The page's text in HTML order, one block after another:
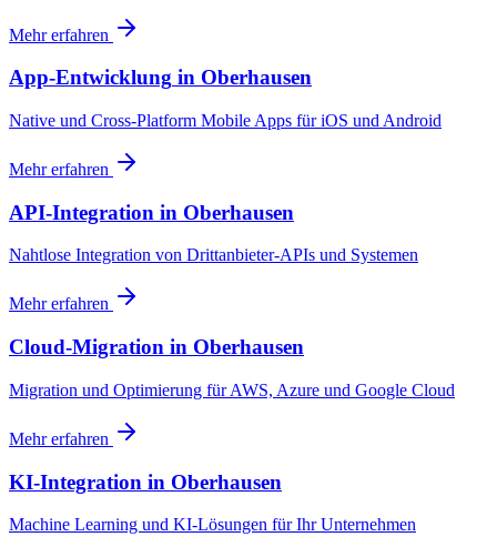
Mehr erfahren
App-Entwicklung in Oberhausen
Native und Cross-Platform Mobile Apps für iOS und Android
Mehr erfahren
API-Integration in Oberhausen
Nahtlose Integration von Drittanbieter-APIs und Systemen
Mehr erfahren
Cloud-Migration in Oberhausen
Migration und Optimierung für AWS, Azure und Google Cloud
Mehr erfahren
KI-Integration in Oberhausen
Machine Learning und KI-Lösungen für Ihr Unternehmen